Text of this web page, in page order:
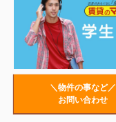
＼物件の事など／
お問い合わせ